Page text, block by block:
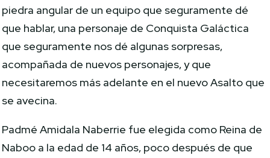
piedra angular de un equipo que seguramente dé
que hablar, una personaje de Conquista Galáctica
que seguramente nos dé algunas sorpresas,
acompañada de nuevos personajes, y que
necesitaremos más adelante en el nuevo Asalto que
se avecina.
Padmé Amidala Naberrie fue elegida como Reina de
Naboo a la edad de 14 años, poco después de que